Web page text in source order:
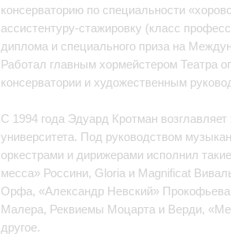
консерваторию по специальности
ассистентуру-стажировку (класс
диплома и специального приза на
Работал главным хормейстером Театра
консерватории и художественным
С 1994 года Эдуард Кротман возглавляет
университета. Под руководством
оркестрами и дирижерами исполнил
месса» Россини, Gloria и Magnificat
Орфа, «Александр Невский»
Малера, Реквиемы Моцарта и Верди,
другое.